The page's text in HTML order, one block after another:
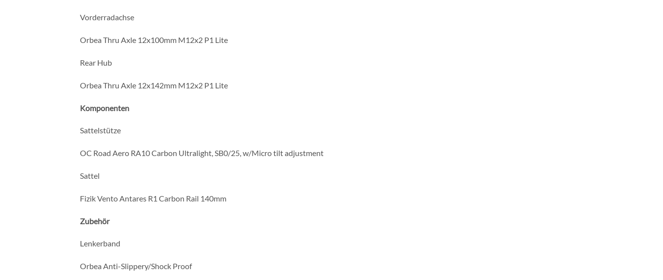
Vorderradachse
Orbea Thru Axle 12x100mm M12x2 P1 Lite
Rear Hub
Orbea Thru Axle 12x142mm M12x2 P1 Lite
Komponenten
Sattelstütze
OC Road Aero RA10 Carbon Ultralight, SB0/25, w/Micro tilt adjustment
Sattel
Fizik Vento Antares R1 Carbon Rail 140mm
Zubehör
Lenkerband
Orbea Anti-Slippery/Shock Proof